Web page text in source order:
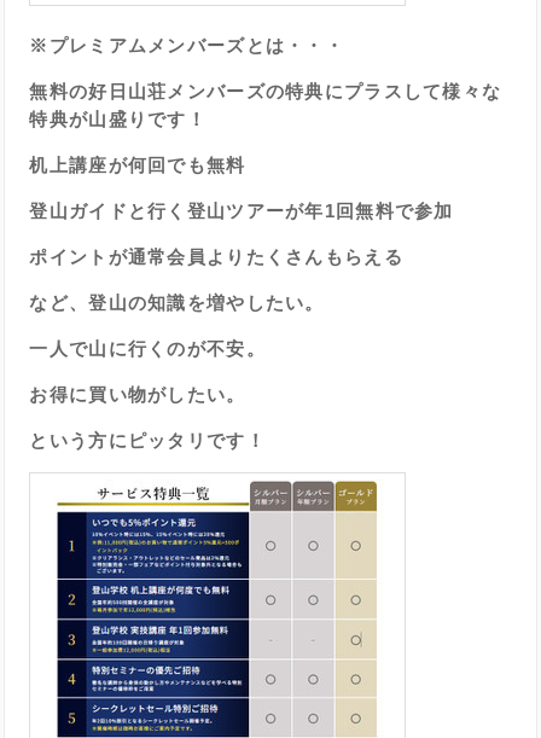
※プレミアムメンバーズとは・・・
無料の好日山荘メンバーズの特典にプラスして様々な
特典が山盛りです！
机上講座が何回でも無料
登山ガイドと行く登山ツアーが年1回無料で参加
ポイントが通常会員よりたくさんもらえる
など、登山の知識を増やしたい。
一人で山に行くのが不安。
お得に買い物がしたい。
という方にピッタリです！